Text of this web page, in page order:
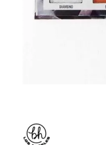
началото